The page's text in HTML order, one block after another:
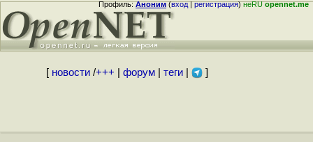
Профиль:Аноним(вход|регистрация)неRUopennet.me
[ новости/+++ форум| теги| ]